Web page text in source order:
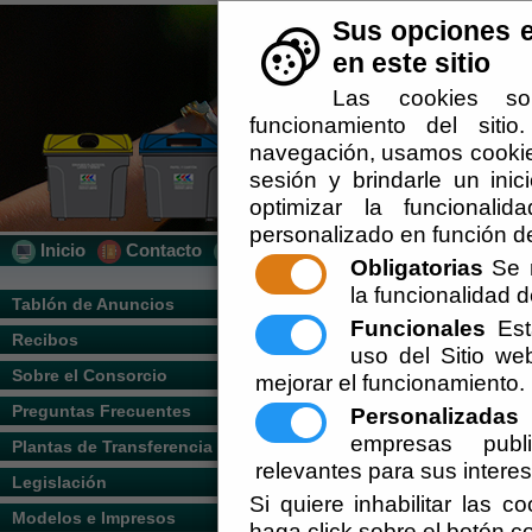
Sus opciones
en este sitio
Las cookies
funcionamiento del
navegación, usamos
sesión y brindarle un
optimizar la
personalizado en función
Obligatorias Se
la funcionalidad
Funcionales
uso del Sitio
mejorar el funcionamiento.
Personalizadas
empresas
relevantes para sus
Si quiere inhabilitar las
Inicio Contacto Localización
Tablón de Anuncios
Recibos
Sobre el Consorcio
Preguntas Frecuentes
Plantas de Transferencia
Legislación
Modelos e Impresos
Usted se encuentra aquí:Inicio //
Escuchar
PREGUNTAS
No tengo contenedores
Para ello deberá rellenar nuestra
identificando correctamente sus
Hay distintos tipos de